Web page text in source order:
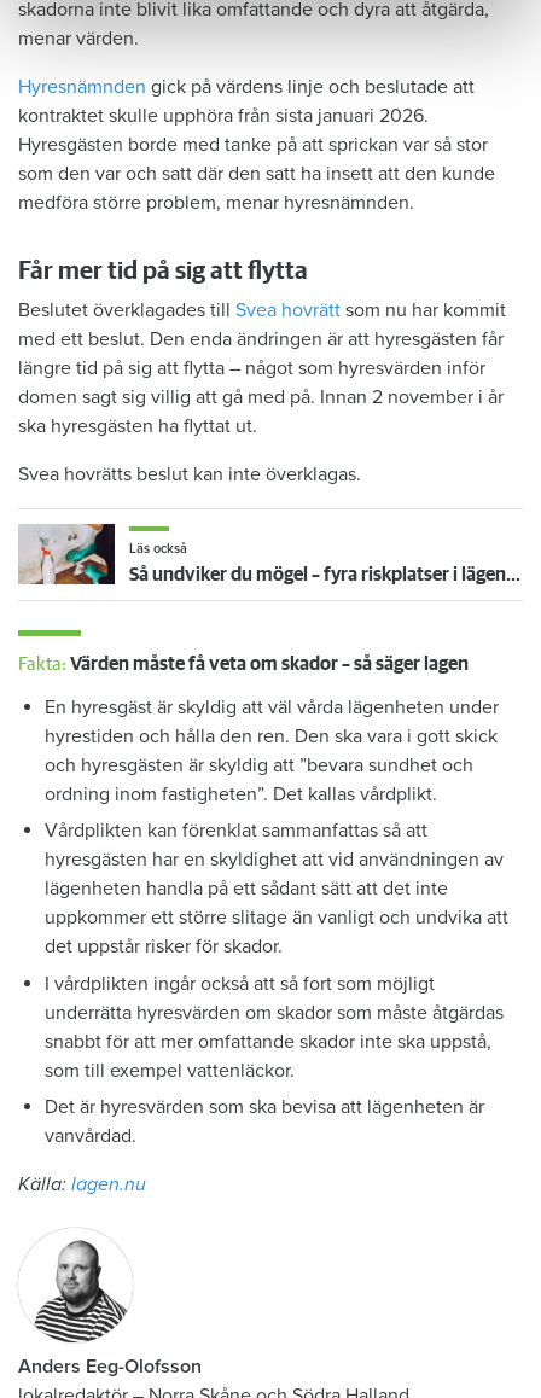
skadorna inte blivit lika omfattande och dyra att åtgärda,
menar värden.
Hyresnämnden gick på värdens linje och beslutade att
kontraktet skulle upphöra från sista januari 2026.
Hyresgästen borde med tanke på att sprickan var så stor
som den var och satt där den satt ha insett att den kunde
medföra större problem, menar hyresnämnden.
Får mer tid på sig att flytta
Beslutet överklagades till Svea hovrätt som nu har kommit
med ett beslut. Den enda ändringen är att hyresgästen får
längre tid på sig att flytta – något som hyresvärden inför
domen sagt sig villig att gå med på. Innan 2 november i år
ska hyresgästen ha flyttat ut.
Svea hovrätts beslut kan inte överklagas.
Läs också
Så undviker du mögel – fyra riskplatser i lägenheten: ”Måste städa bort”
Fakta: Värden måste få veta om skador – så säger lagen
En hyresgäst är skyldig att väl vårda lägenheten under
hyrestiden och hålla den ren. Den ska vara i gott skick
och hyresgästen är skyldig att ”bevara sundhet och
ordning inom fastigheten”. Det kallas vårdplikt.
Vårdplikten kan förenklat sammanfattas så att
hyresgästen har en skyldighet att vid användningen av
lägenheten handla på ett sådant sätt att det inte
uppkommer ett större slitage än vanligt och undvika att
det uppstår risker för skador.
I vårdplikten ingår också att så fort som möjligt
underrätta hyresvärden om skador som måste åtgärdas
snabbt för att mer omfattande skador inte ska uppstå,
som till exempel vattenläckor.
Det är hyresvärden som ska bevisa att lägenheten är
vanvårdad.
Källa: lagen.nu
Anders Eeg-Olofsson